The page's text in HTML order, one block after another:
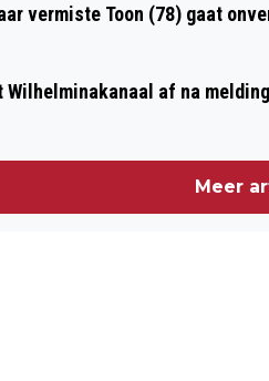
vermiste Toon (78) gaat
af na
Meer